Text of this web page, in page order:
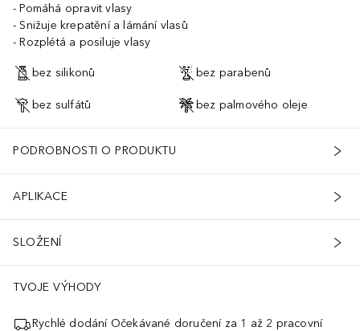
Pomáhá opravit vlasy
Snižuje krepatění a lámání vlasů
Rozplétá a posiluje vlasy
bez silikonů bez parabenů
bez sulfátů bez palmového oleje
PODROBNOSTI O PRODUKTU
APLIKACE
SLOŽENÍ
TVOJE VÝHODY
Rychlé dodání Očekávané doručení za 1 až 2 pracovní